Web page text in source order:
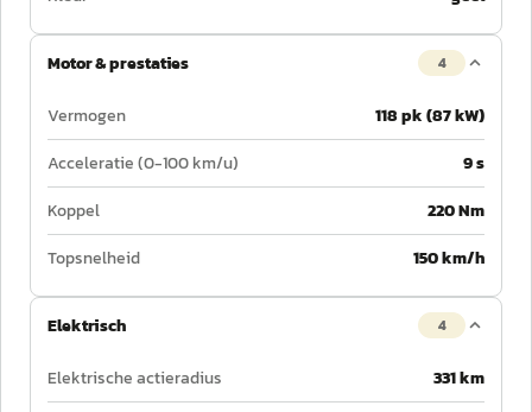
Motor & prestaties 4
Vermogen
118 pk (87 kW)
Acceleratie (0-100 km/u)
9 s
Koppel
220 Nm
Topsnelheid
150 km/h
Elektrisch 4
Elektrische actieradius
331 km